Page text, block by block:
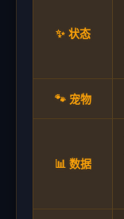
✨ 状态
🐾 宠物
📊 数据